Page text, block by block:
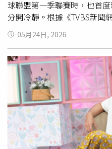
球聯盟第一季聯賽時，也首
分開冷靜。根據《TVBS新聞
廉主辦的台灣匹克球聯盟第
看到阿喜在節目中的發言，
時，他先是一度語塞沉默，
得……思考未來的下一階段，
著無尊也坦承，目前確實已
「下一個階段，就是分開思
喜先提出，希望彼此都能有
關係。至於目前心情，無尊
自己多往戶外走走，也開始
換心情，「最近都在打球、
05月24日, 2026